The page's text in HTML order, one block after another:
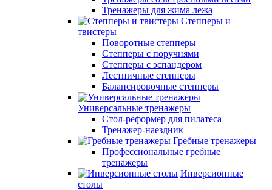
Тренажеры для жима лежа
Степперы и
твистеры
Поворотные степперы
Степперы с поручнями
Степперы с эспандером
Лестничные степперы
Балансировочные степперы
Универсальные тренажеры
Стол-реформер для пилатеса
Тренажер-наездник
Гребные тренажеры
Профессиональные гребные
тренажеры
Инверсионные
столы